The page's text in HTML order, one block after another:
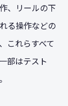
、リールの下
る操作などの
これらすべて
部はテスト